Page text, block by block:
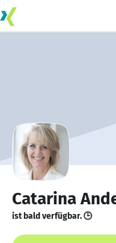
Catarina
ist bald verfügbar. 🕒